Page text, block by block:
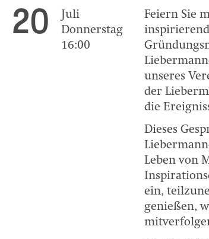
Feiern Sie
unseres
der
die
Dieses
Leben von
ein,
genießen,
20
Juli
Donnerstag
16:00